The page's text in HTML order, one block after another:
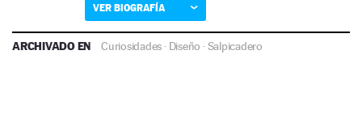
VER BIOGRAFÍA
ARCHIVADO EN Curiosidades · Diseño ·Salpicadero